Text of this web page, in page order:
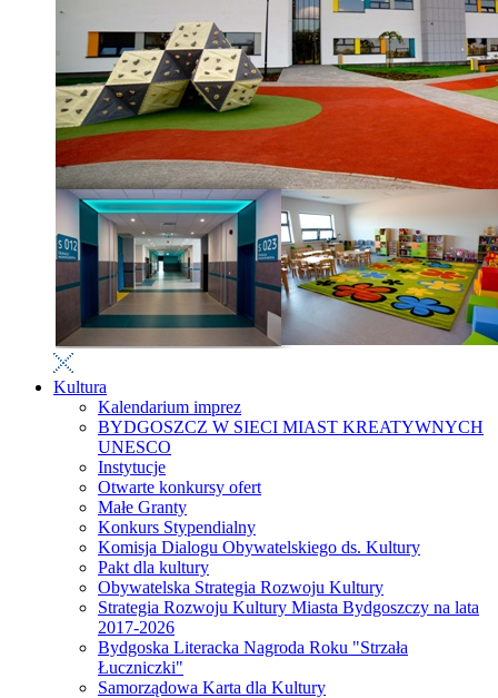
Kultura
Kalendarium imprez
BYDGOSZCZ W SIECI MIAST KREATYWNYCH
UNESCO
Instytucje
Otwarte konkursy ofert
Małe Granty
Konkurs Stypendialny
Komisja Dialogu Obywatelskiego ds. Kultury
Pakt dla kultury
Obywatelska Strategia Rozwoju Kultury
Strategia Rozwoju Kultury Miasta Bydgoszczy na lata
2017-2026
Bydgoska Literacka Nagroda Roku "Strzała
Łuczniczki"
Samorządowa Karta dla Kultury